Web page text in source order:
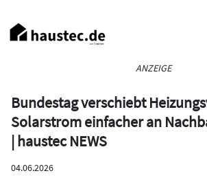
zum
Inhalt
ANZEIGE
Bundestag verschiebt
Solarstrom einfacher an
| haustec NEWS
04.06.2026